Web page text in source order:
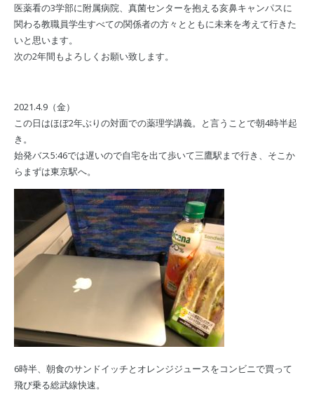
医薬看の3学部に附属病院、真菌センターを抱える亥鼻キャンパスに
関わる教職員学生すべての関係者の方々とともに未来を考えて行きた
いと思います。
次の2年間もよろしくお願い致します。
2021.4.9（金）
この日はほぼ2年ぶりの対面での薬理学講義。と言うことで朝4時半起
き。
始発バス5:46では遅いので自宅を出て歩いて三鷹駅まで行き、そこか
らまずは東京駅へ。
6時半、朝食のサンドイッチとオレンジジュースをコンビニで買って
飛び乗る総武線快速。